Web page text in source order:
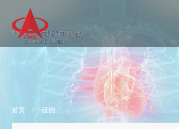
首页 > 设施